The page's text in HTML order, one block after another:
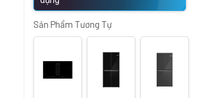
Sản Phẩm Tương Tự